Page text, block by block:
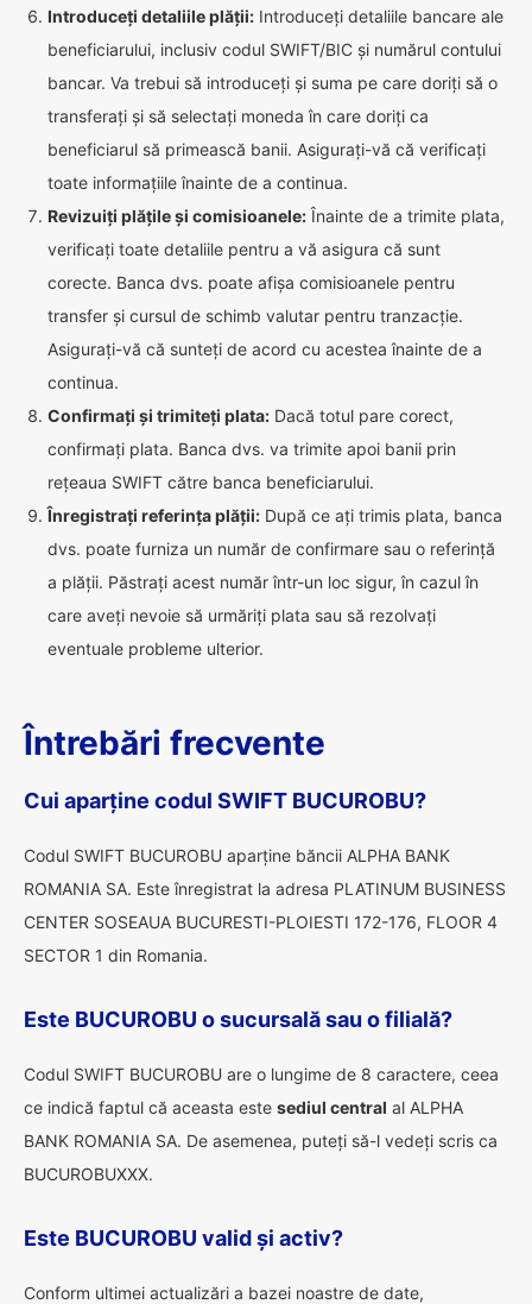
Introduceți detaliile plății: Introduceți detaliile bancare ale
beneficiarului, inclusiv codul SWIFT/BIC și numărul contului
bancar. Va trebui să introduceți și suma pe care doriți să o
transferați și să selectați moneda în care doriți ca
beneficiarul să primească banii. Asigurați-vă că verificați
toate informațiile înainte de a continua.
Revizuiți plățile și comisioanele: Înainte de a trimite plata,
verificați toate detaliile pentru a vă asigura că sunt
corecte. Banca dvs. poate afișa comisioanele pentru
transfer și cursul de schimb valutar pentru tranzacție.
Asigurați-vă că sunteți de acord cu acestea înainte de a
continua.
Confirmați și trimiteți plata: Dacă totul pare corect,
confirmați plata. Banca dvs. va trimite apoi banii prin
rețeaua SWIFT către banca beneficiarului.
Înregistrați referința plății: După ce ați trimis plata, banca
dvs. poate furniza un număr de confirmare sau o referință
a plății. Păstrați acest număr într-un loc sigur, în cazul în
care aveți nevoie să urmăriți plata sau să rezolvați
eventuale probleme ulterior.
Întrebări frecvente
Cui aparține codul SWIFT BUCUROBU?
Codul SWIFT BUCUROBU aparține băncii ALPHA BANK
ROMANIA SA. Este înregistrat la adresa PLATINUM BUSINESS
CENTER SOSEAUA BUCURESTI-PLOIESTI 172-176, FLOOR 4
SECTOR 1 din Romania.
Este BUCUROBU o sucursală sau o filială?
Codul SWIFT BUCUROBU are o lungime de 8 caractere, ceea
ce indică faptul că aceasta este sediul central al ALPHA
BANK ROMANIA SA. De asemenea, puteți să-l vedeți scris ca
BUCUROBUXXX.
Este BUCUROBU valid și activ?
Conform ultimei actualizări a bazei noastre de date,